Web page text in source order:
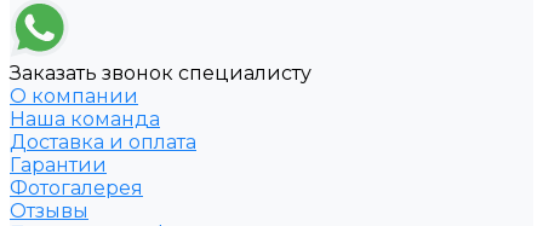
Заказать звонок специалисту
О компании
Наша команда
Доставка и оплата
Гарантии
Фотогалерея
Отзывы